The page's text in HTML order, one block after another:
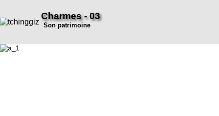
Charmes - 03
Son patrimoine
: